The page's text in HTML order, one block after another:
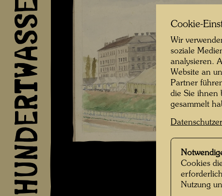
HUNDERTWASSER Cookie-
Wir
soziale
analysieren.
Website an
Partner
die Sie ihnen
gesammelt
Cookies
Nutzung